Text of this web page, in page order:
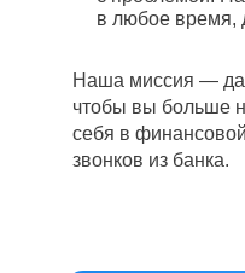
Наша миссия —
чтобы вы больше
себя в
звонков из банка.
в любое время,